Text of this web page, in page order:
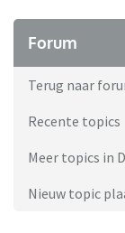
Forum
Terug naar
Recente topics
Meer topics in
Nieuw topic